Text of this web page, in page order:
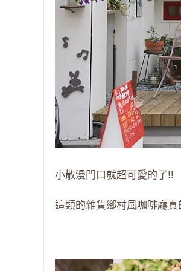
小散漫門口就超可愛的了!!
這類的雜貨鄉村風咖啡廳